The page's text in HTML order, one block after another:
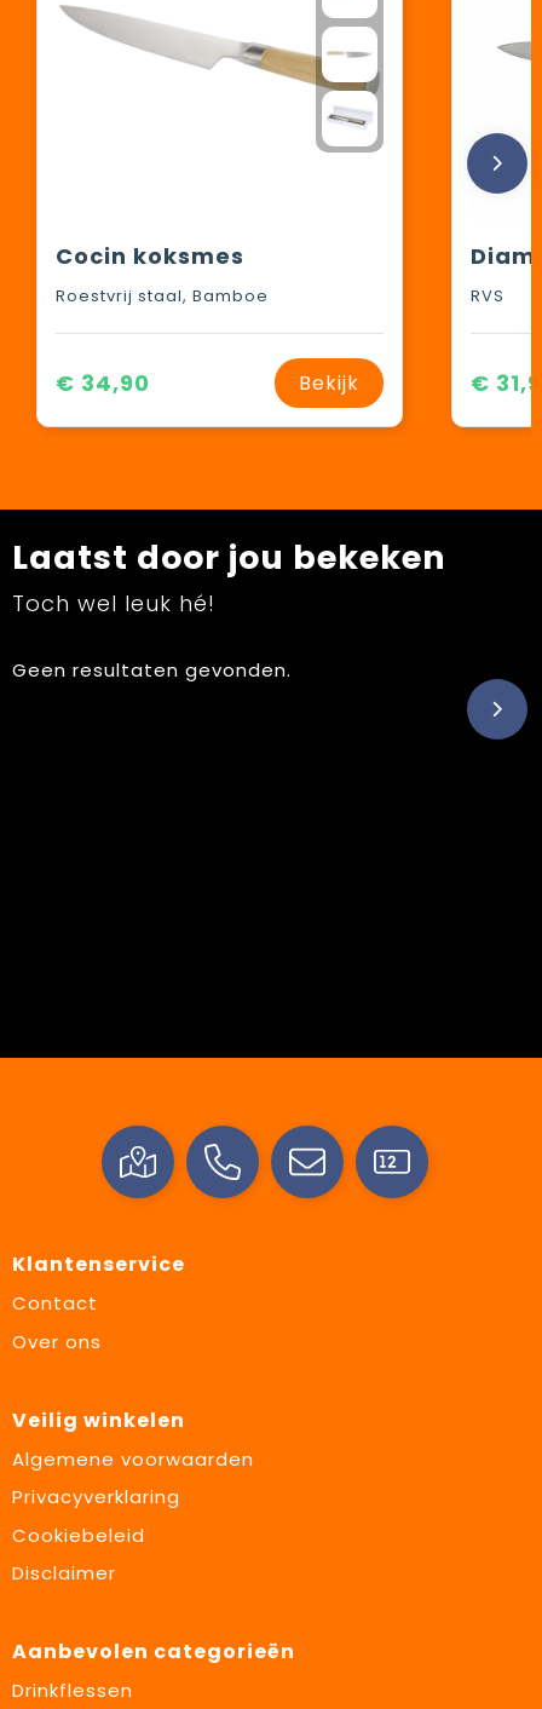
Cocin koksmes
Roestvrij staal, Bamboe
€ 34,90 Bekijk
RVS
€
Laatst door jou bekeken
Toch wel leuk hé!
Geen resultaten gevonden.
Klantenservice
Contact
Over ons
Veilig winkelen
Algemene voorwaarden
Privacyverklaring
Cookiebeleid
Disclaimer
Aanbevolen categorieën
Drinkflessen